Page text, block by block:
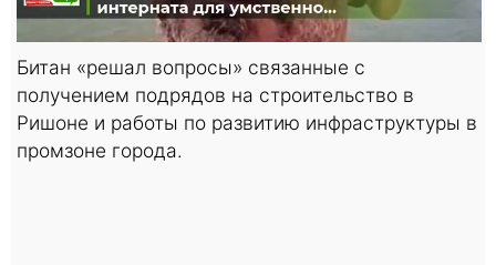
Битан «решал вопросы» связанные с
получением подрядов на строительство в
Ришоне и работы по развитию инфраструктуры в
промзоне города.